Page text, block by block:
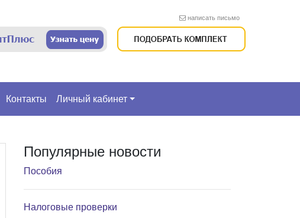
написать письмо
Контакты Личный кабинет
Популярные новости
Пособия
Налоговые проверки